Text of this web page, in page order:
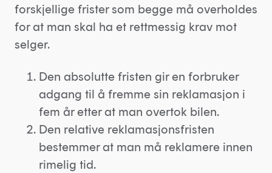
forskjellige frister som begge må overholdes
for at man skal ha et rettmessig krav mot
selger.
Den absolutte fristen gir en forbruker
adgang til å fremme sin reklamasjon i
fem år etter at man overtok bilen.
Den relative reklamasjonsfristen
bestemmer at man må reklamere innen
rimelig tid.